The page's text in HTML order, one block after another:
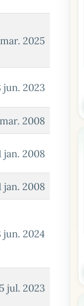
2025
jun. 2023
2008
jan. 2008
jan. 2008
jun. 2024
jul. 2023